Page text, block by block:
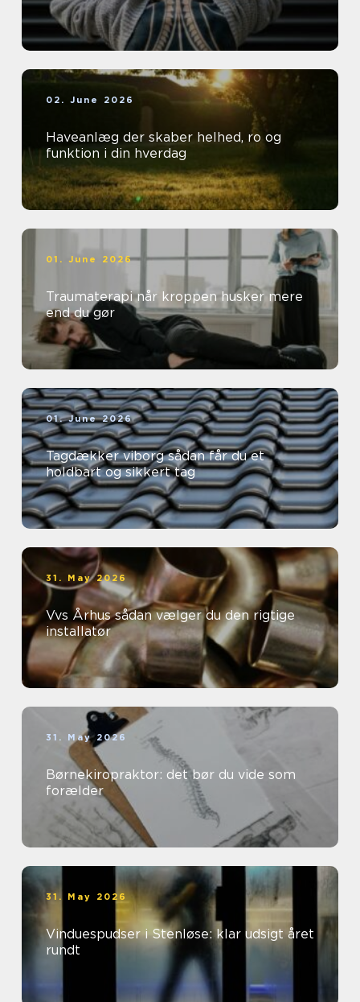
02. June 2026
Haveanlæg der skaber helhed, ro og
funktion i din hverdag
01. June 2026
Traumaterapi når kroppen husker mere
end du gør
01. June 2026
Tagdækker viborg sådan får du et
holdbart og sikkert tag
31. May 2026
Vvs Århus sådan vælger du den rigtige
installatør
31. May 2026
Børnekiropraktor: det bør du vide som
forælder
31. May 2026
Vinduespudser i Stenløse: klar udsigt året
rundt